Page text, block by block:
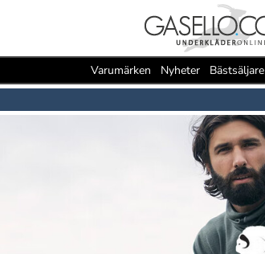
Varumärken Nyheter Bästsäljare